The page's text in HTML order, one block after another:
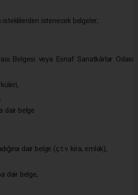
isteklilerden istenecek belgeler;
Belgesi veya Esnaf Sanatkârlar Odası
dair belge
dair belge (ç.t.v. kira, emlak),
dair belge,